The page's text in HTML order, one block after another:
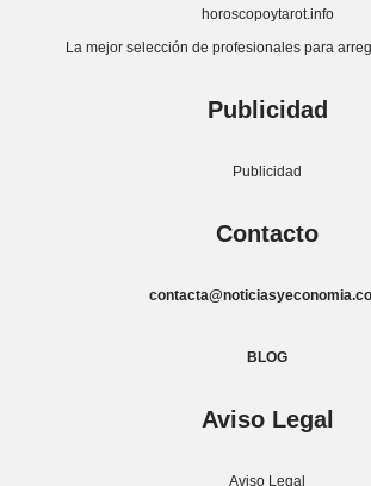
horoscopoytarot.info
La mejor selección de profesionales para
Publicidad
Publicidad
Contacto
BLOG
Aviso Legal
Aviso Legal